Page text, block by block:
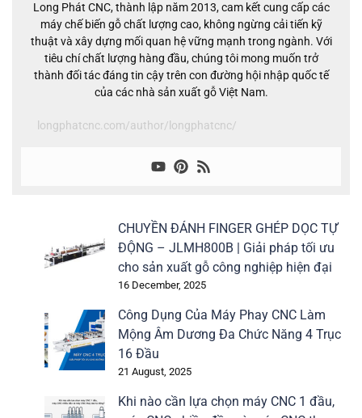
Long Phát CNC, thành lập năm 2013, cam kết cung cấp các
máy chế biến gỗ chất lượng cao, không ngừng cải tiến kỹ
thuật và xây dựng mối quan hệ vững mạnh trong ngành. Với
tiêu chí chất lượng hàng đầu, chúng tôi mong muốn trở
thành đối tác đáng tin cậy trên con đường hội nhập quốc tế
của các nhà sản xuất gỗ Việt Nam.
longphatcnc.com/author/longphatcnc/
CHUYỀN ĐÁNH FINGER GHÉP DỌC TỰ
ĐỘNG – JLMH800B | Giải pháp tối ưu
cho sản xuất gỗ công nghiệp hiện đại
16 December, 2025
Công Dụng Của Máy Phay CNC Làm
Mộng Âm Dương Đa Chức Năng 4 Trục
16 Đầu
21 August, 2025
Khi nào cần lựa chọn máy CNC 1 đầu,